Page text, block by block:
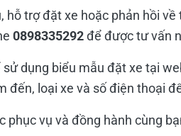
hỗ trợ đặt xe hoặc phản hồi
0898335292để được tư vấn
sử dụng biểu mẫu đặt xe tại
đến, loại xe và số điện thoại
phục vụ và đồng hành cùng